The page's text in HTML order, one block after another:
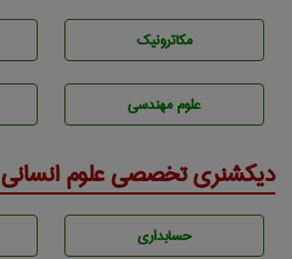
مکاترونیک
علوم مهندسی
دیکشنری تخصصی علوم انسانی
حسابداری